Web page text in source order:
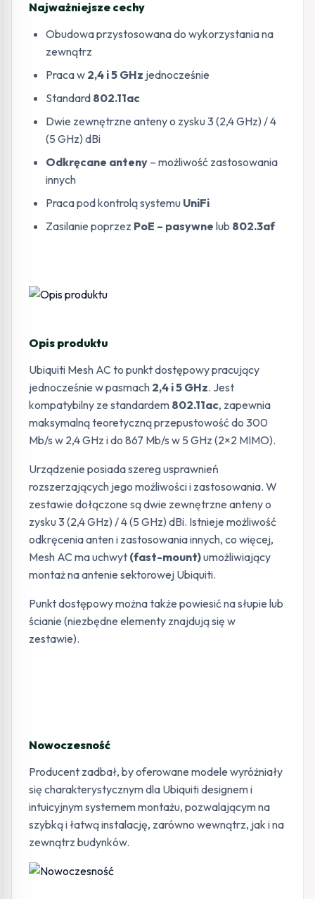
Najważniejsze cechy
Obudowa przystosowana do wykorzystania na
zewnątrz
Praca w 2,4 i 5 GHz jednocześnie
Standard 802.11ac
Dwie zewnętrzne anteny o zysku 3 (2,4 GHz) / 4
(5 GHz) dBi
Odkręcane anteny – możliwość zastosowania
innych
Praca pod kontrolą systemu UniFi
Zasilanie poprzez PoE – pasywne lub 802.3af
Opis produktu
Ubiquiti Mesh AC to punkt dostępowy pracujący
jednocześnie w pasmach 2,4 i 5 GHz. Jest
kompatybilny ze standardem 802.11ac, zapewnia
maksymalną teoretyczną przepustowość do 300
Mb/s w 2,4 GHz i do 867 Mb/s w 5 GHz (2×2 MIMO).
Urządzenie posiada szereg usprawnień
rozszerzających jego możliwości i zastosowania. W
zestawie dołączone są dwie zewnętrzne anteny o
zysku 3 (2,4 GHz) / 4 (5 GHz) dBi. Istnieje możliwość
odkręcenia anten i zastosowania innych, co więcej,
Mesh AC ma uchwyt (fast-mount)umożliwiający
montaż na antenie sektorowej Ubiquiti.
Punkt dostępowy można także powiesić na słupie lub
ścianie (niezbędne elementy znajdują się w
zestawie).
Nowoczesność
Producent zadbał, by oferowane modele wyróżniały
się charakterystycznym dla Ubiquiti designem i
intuicyjnym systemem montażu, pozwalającym na
szybką i łatwą instalację, zarówno wewnątrz, jak i na
zewnątrz budynków.